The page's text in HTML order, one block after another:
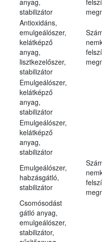
stabilizátor
Antioxidáns,
emulgeálószer,
kelátképző
anyag,
lisztkezelőszer,
stabilizátor
Emulgeálószer,
kelátképző
anyag,
stabilizátor
Emulgeálószer,
kelátképző
anyag,
stabilizátor
Emulgeálószer,
habzásgátló,
stabilizátor
Csomósodást
gátló anyag,
emulgeálószer,
stabilizátor,